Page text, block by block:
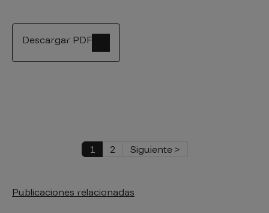
Descargar PDF
Página actual
1 Página
2 Siguiente página
Siguiente >
Publicaciones relacionadas